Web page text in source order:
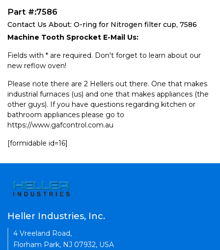
Part #:7586
Contact Us About: O-ring for Nitrogen filter cup, 7586
Machine Tooth Sprocket E-Mail Us:
Fields with * are required. Don't forget to learn about our
new reflow oven!
Please note there are 2 Hellers out there. One that makes
industrial furnaces (us) and one that makes appliances (the
other guys). If you have questions regarding kitchen or
bathroom appliances please go to
https://www.gafcontrol.com.au
[formidable id=16]
Heller Industries, Inc.
4 Vreeland Road,
Florham Park, NJ 07932, USA